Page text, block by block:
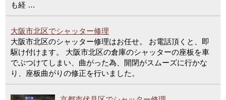
も経 …
大阪市北区でシャッター修理
大阪市北区のシャッター修理はお任せ。 お電話頂くと、即
駆け付けます。 大阪市北区の倉庫のシャッターの座板を車
でぶつけてしまい、曲がった為、開閉がスムーズに行かな
り、座板曲がりの修正を行いました。